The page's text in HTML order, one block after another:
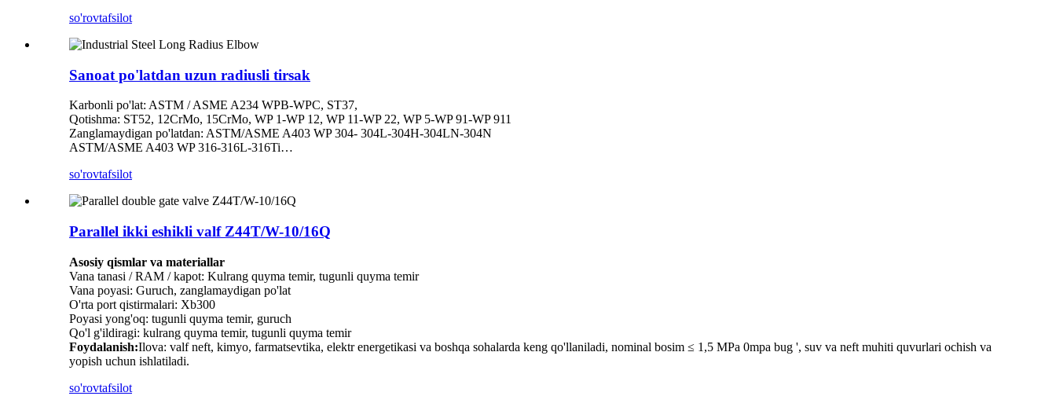
so'rovtafsilot
Sanoat po'latdan uzun radiusli tirsak
Karbonli po'lat: ASTM / ASME A234 WPB-WPC, ST37,
Qotishma: ST52, 12CrMo, 15CrMo, WP 1-WP 12, WP 11-WP 22, WP 5-WP 91-WP 911
Zanglamaydigan po'latdan: ASTM/ASME A403 WP 304- 304L-304H-304LN-304N
ASTM/ASME A403 WP 316-316L-316Ti…
so'rovtafsilot
Parallel ikki eshikli valf Z44T/W-10/16Q
Asosiy qismlar va materiallar
Vana tanasi / RAM / kapot: Kulrang quyma temir, tugunli quyma temir
Vana poyasi: Guruch, zanglamaydigan po'lat
O'rta port qistirmalari: Xb300
Poyasi yong'oq: tugunli quyma temir, guruch
Qo'l g'ildiragi: kulrang quyma temir, tugunli quyma temir
Foydalanish:Ilova: valf neft, kimyo, farmatsevtika, elektr energetikasi va boshqa sohalarda keng qo'llaniladi, nominal bosim ≤ 1,5 MPa 0mpa bug ', suv va neft muhiti quvurlari ochish va
yopish uchun ishlatiladi.
so'rovtafsilot